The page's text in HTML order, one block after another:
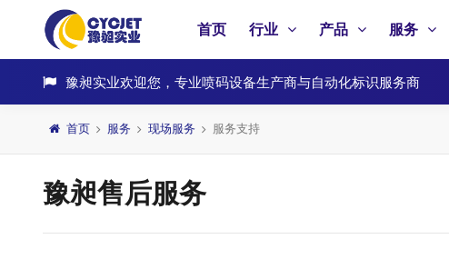
首页 行业 产品 服务
豫昶实业欢迎您，专业喷码设备生产商与自动化标识服务商
首页 服务 现场服务 服务支持
豫昶售后服务